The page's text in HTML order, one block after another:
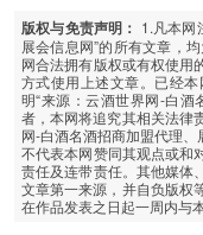
版权与免责声明： 1.凡本网
展会信息网”的所有文章，
网合法拥有版权或有权使用
方式使用上述文章。已经
明“来源：云酒世界网-白酒
者，本网将追究其相关法律
网-白酒名酒招商加盟代理
不代表本网赞同其观点或和
责任及连带责任。其他媒体
文章第一来源，并自负版权
在作品发表之日起一周内与